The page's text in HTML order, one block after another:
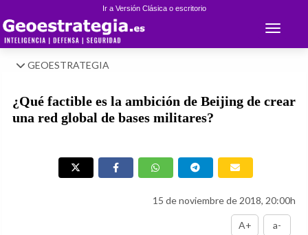
Ir a Versión Clásica o escritorio
Toggle
GEOESTRATEGIA
¿Qué factible es la ambición de Beijing de crear
una red global de bases militares?
15 de noviembre de 2018, 20:00h
A+ a-